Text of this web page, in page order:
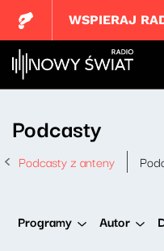
WSPIERAJ
Podcasty
Podcasty z anteny
Programy Autor